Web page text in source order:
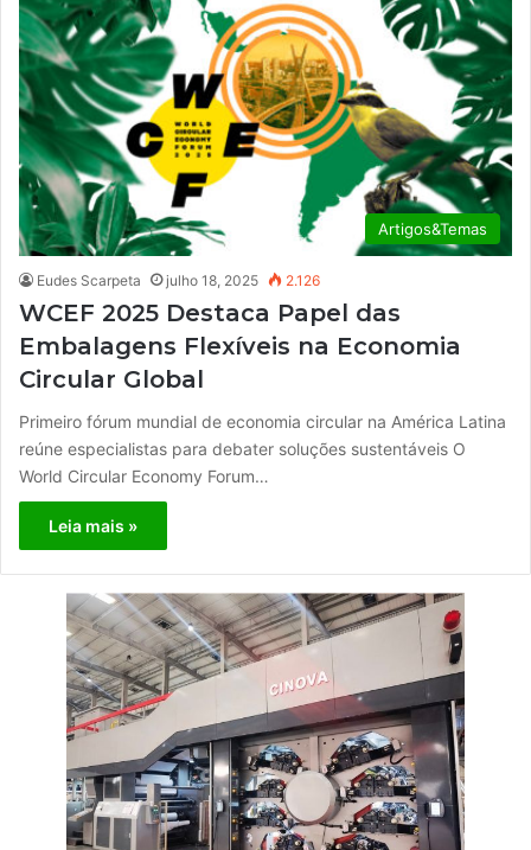
Artigos&Temas
Eudes Scarpeta julho 18, 2025 2.126
WCEF 2025 Destaca Papel das
Embalagens Flexíveis na Economia
Circular Global
Primeiro fórum mundial de economia circular na América Latina
reúne especialistas para debater soluções sustentáveis O
World Circular Economy Forum…
Leia mais »